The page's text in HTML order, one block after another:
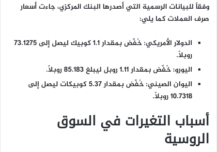
وفقاً للبيانات الرسمية التي أصدرها البنك المركزي، جاءت أسعار
صرف العملات كما يلي:
الدولار الأمريكي:
خُفِّض بمقدار 1.1 كوبيك ليصل إلى 73.1275
روبلاً.
اليورو:خُفِّض بمقدار 1.11 روبل ليبلغ 85.183 روبلاً.
اليوان الصيني:
خُفِّض بمقدار 5.37 كوبيكات ليصل إلى
10.7318 روبلاً.
أسباب التغيرات في السوق
الروسية